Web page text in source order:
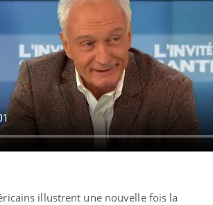
illustrent une nouvelle fois la